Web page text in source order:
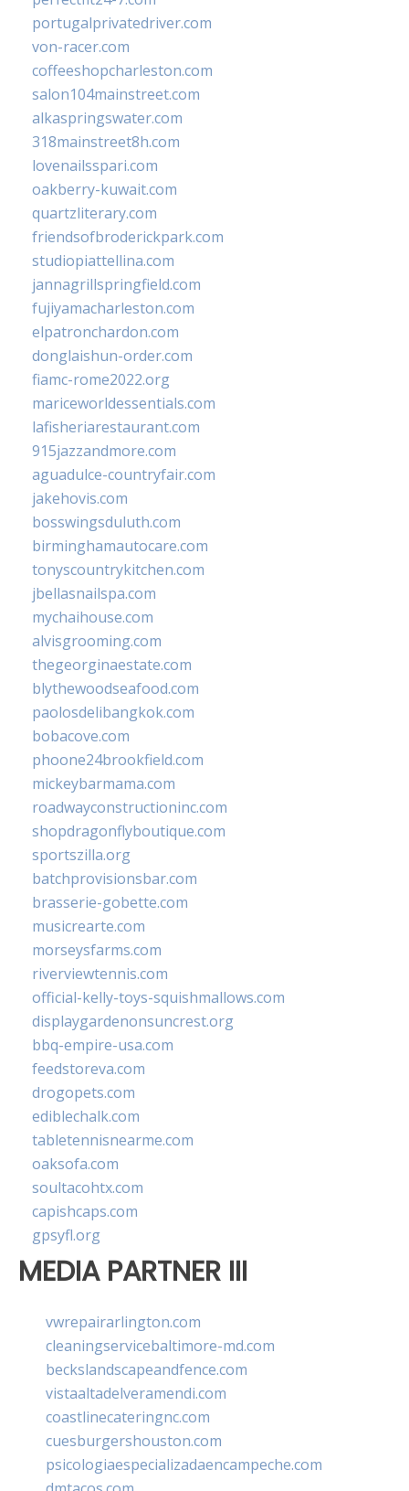
portugalprivatedriver.com
von-racer.com
coffeeshopcharleston.com
salon104mainstreet.com
alkaspringswater.com
318mainstreet8h.com
lovenailsspari.com
oakberry-kuwait.com
quartzliterary.com
friendsofbroderickpark.com
studiopiattellina.com
jannagrillspringfield.com
fujiyamacharleston.com
elpatronchardon.com
donglaishun-order.com
fiamc-rome2022.org
mariceworldessentials.com
lafisheriarestaurant.com
915jazzandmore.com
aguadulce-countryfair.com
jakehovis.com
bosswingsduluth.com
birminghamautocare.com
tonyscountrykitchen.com
jbellasnailspa.com
mychaihouse.com
alvisgrooming.com
thegeorginaestate.com
blythewoodseafood.com
paolosdelibangkok.com
bobacove.com
phoone24brookfield.com
mickeybarmama.com
roadwayconstructioninc.com
shopdragonflyboutique.com
sportszilla.org
batchprovisionsbar.com
brasserie-gobette.com
musicrearte.com
morseysfarms.com
riverviewtennis.com
official-kelly-toys-squishmallows.com
displaygardenonsuncrest.org
bbq-empire-usa.com
feedstoreva.com
drogopets.com
ediblechalk.com
tabletennisnearme.com
oaksofa.com
soultacohtx.com
capishcaps.com
gpsyfl.org
MEDIA PARTNER III
vwrepairarlington.com
cleaningservicebaltimore-md.com
beckslandscapeandfence.com
vistaaltadelveramendi.com
coastlinecateringnc.com
cuesburgershouston.com
psicologiaespecializadaencampeche.com